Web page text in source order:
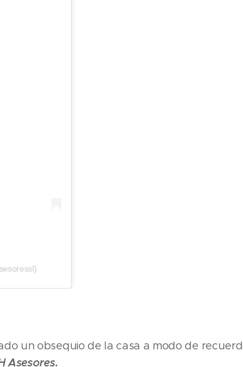
un obsequio de la casa a modo de
Asesores.